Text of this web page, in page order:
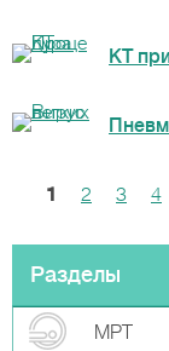
КТ
т
а
1 2 3 4
Разделы
МРТ